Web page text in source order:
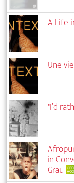
A Life
Une
"I’d
in
Grau